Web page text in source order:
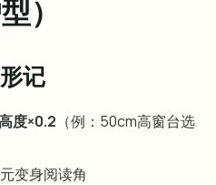
）
记
度×0.2 （例：50cm高窗台选
变身阅读角